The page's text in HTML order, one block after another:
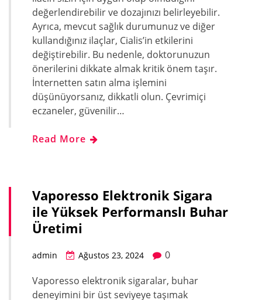
değerlendirebilir ve dozajınızı belirleyebilir.
Ayrıca, mevcut sağlık durumunuz ve diğer
kullandığınız ilaçlar, Cialis’in etkilerini
değiştirebilir. Bu nedenle, doktorunuzun
önerilerini dikkate almak kritik önem taşır.
İnternetten satın alma işlemini
düşünüyorsanız, dikkatli olun. Çevrimiçi
eczaneler, güvenilir…
Read More
Vaporesso Elektronik Sigara
ile Yüksek Performanslı Buhar
Üretimi
admin Ağustos 23, 2024
0
Vaporesso elektronik sigaralar, buhar
deneyimini bir üst seviyeye taşımak